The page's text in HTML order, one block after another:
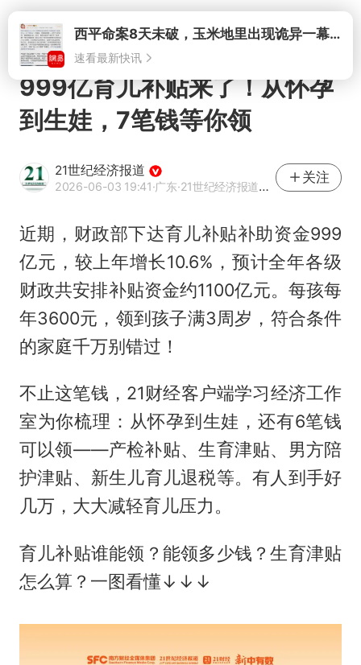
打开
999亿育儿补贴来了！从怀孕
到生娃，7笔钱等你领
21世纪经济报道
2026-06-03 19:41·广东·21世纪经济报道官方账号
关注
近期，财政部下达育儿补贴补助资金999
亿元，较上年增长10.6%，预计全年各级
财政共安排补贴资金约1100亿元。每孩每
年3600元，领到孩子满3周岁，符合条件
的家庭千万别错过！
不止这笔钱，21财经客户端学习经济工作
室为你梳理：从怀孕到生娃，还有6笔钱
可以领——产检补贴、生育津贴、男方陪
护津贴、新生儿育儿退税等。有人到手好
几万，大大减轻育儿压力。​
育儿补贴谁能领？能领多少钱？生育津贴
怎么算？一图看懂↓↓↓